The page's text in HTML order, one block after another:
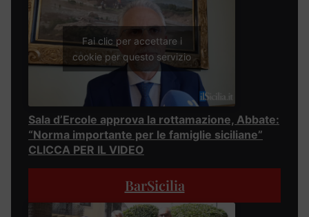
Fai clic per accettare i
cookie per questo servizio
Sala d’Ercole approva la rottamazione, Abbate:
“Norma importante per le famiglie siciliane”
CLICCA PER IL VIDEO
BarSicilia